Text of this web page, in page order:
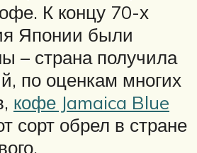
К концу 70-х
Японии были
– страна получила
по оценкам многих
кофе Jamaica Blue
сорт обрел в стране